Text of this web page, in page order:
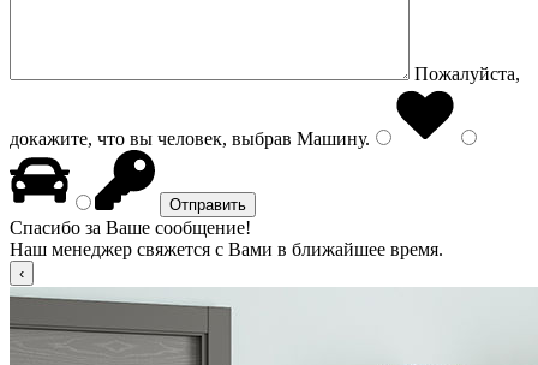
Пожалуйста,
докажите, что вы человек, выбрав Машину.
Спасибо за Ваше сообщение!
Наш менеджер свяжется с Вами в ближайшее время.